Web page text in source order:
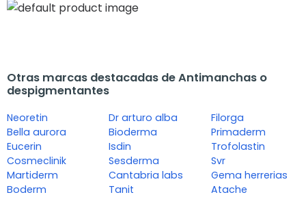
Otras marcas destacadas de Antimanchas o
despigmentantes
Neoretin
Bella aurora
Eucerin
Cosmeclinik
Martiderm
Boderm
Dr arturo alba
Bioderma
Isdin
Sesderma
Cantabria labs
Tanit
Filorga
Primaderm
Trofolastin
Svr
Gema herrerias
Atache